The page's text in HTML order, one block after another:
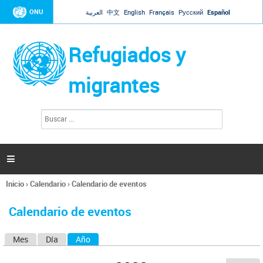
Jump to navigation
ONU العربية 中文 English Français Русский Español
Refugiados y
migrantes
l
s

Se
usted
Inicio›Calendario›Calendario de eventos
Calendario de eventos
Mes Día Año